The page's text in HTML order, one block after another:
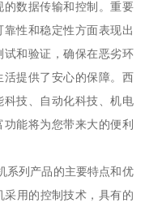
数据传输和控制。重要
性和稳定性方面表现出
和验证，确保在恶劣环
提供了安心的保障。西
技、自动化科技、机电
能将为您带来大的便利
列产品的主要特点和优
用的控制技术，具有的